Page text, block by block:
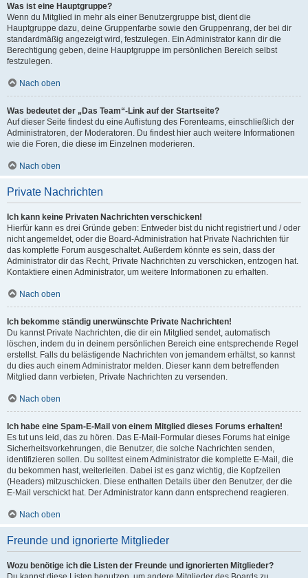
Was ist eine Hauptgruppe?
Wenn du Mitglied in mehr als einer Benutzergruppe bist, dient die
Hauptgruppe dazu, deine Gruppenfarbe sowie den Gruppenrang, der bei dir
standardmäßig angezeigt wird, festzulegen. Ein Administrator kann dir die
Berechtigung geben, deine Hauptgruppe im persönlichen Bereich selbst
festzulegen.
Nach oben
Was bedeutet der „Das Team“-Link auf der Startseite?
Auf dieser Seite findest du eine Auflistung des Forenteams, einschließlich der
Administratoren, der Moderatoren. Du findest hier auch weitere Informationen
wie die Foren, die diese im Einzelnen moderieren.
Nach oben
Private Nachrichten
Ich kann keine Privaten Nachrichten verschicken!
Hierfür kann es drei Gründe geben: Entweder bist du nicht registriert und / oder
nicht angemeldet, oder die Board-Administration hat Private Nachrichten für
das komplette Forum ausgeschaltet. Außerdem könnte es sein, dass der
Administrator dir das Recht, Private Nachrichten zu verschicken, entzogen hat.
Kontaktiere einen Administrator, um weitere Informationen zu erhalten.
Nach oben
Ich bekomme ständig unerwünschte Private Nachrichten!
Du kannst Private Nachrichten, die dir ein Mitglied sendet, automatisch
löschen, indem du in deinem persönlichen Bereich eine entsprechende Regel
erstellst. Falls du belästigende Nachrichten von jemandem erhältst, so kannst
du dies auch einem Administrator melden. Dieser kann dem betreffenden
Mitglied dann verbieten, Private Nachrichten zu versenden.
Nach oben
Ich habe eine Spam-E-Mail von einem Mitglied dieses Forums erhalten!
Es tut uns leid, das zu hören. Das E-Mail-Formular dieses Forums hat einige
Sicherheitsvorkehrungen, die Benutzer, die solche Nachrichten senden,
identifizieren sollen. Du solltest einem Administrator die komplette E-Mail, die
du bekommen hast, weiterleiten. Dabei ist es ganz wichtig, die Kopfzeilen
(Headers) mitzuschicken. Diese enthalten Details über den Benutzer, der die
E-Mail verschickt hat. Der Administrator kann dann entsprechend reagieren.
Nach oben
Freunde und ignorierte Mitglieder
Wozu benötige ich die Listen der Freunde und ignorierten Mitglieder?